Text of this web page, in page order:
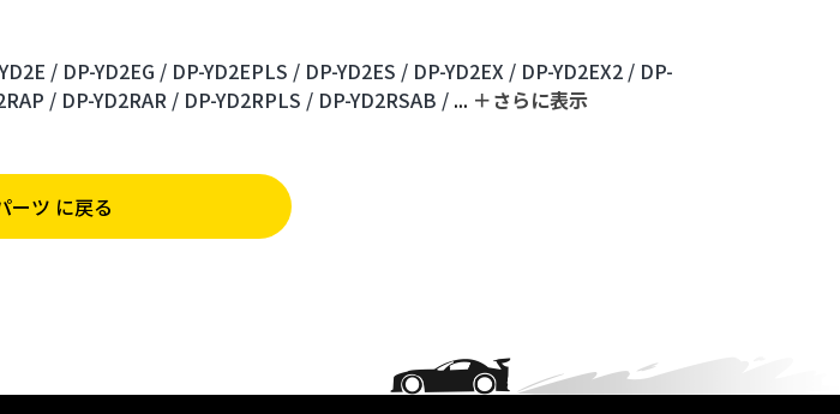
/ DP-YD2EG / DP-YD2EPLS / DP-YD2ES / DP-YD2EX / DP-YD2EX2 / DP-
/ DP-YD2RAR / DP-YD2RPLS / DP-YD2RSAB / ... ＋さらに表⽰
ーツ に戻る